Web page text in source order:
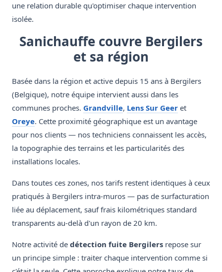
une relation durable qu'optimiser chaque intervention
isolée.
Sanichauffe couvre Bergilers
et sa région
Basée dans la région et active depuis 15 ans à Bergilers
(Belgique), notre équipe intervient aussi dans les
communes proches. Grandville, Lens Sur Geer et
Oreye. Cette proximité géographique est un avantage
pour nos clients — nos techniciens connaissent les accès,
la topographie des terrains et les particularités des
installations locales.
Dans toutes ces zones, nos tarifs restent identiques à ceux
pratiqués à Bergilers intra-muros — pas de surfacturation
liée au déplacement, sauf frais kilométriques standard
transparents au-delà d'un rayon de 20 km.
Notre activité de détection fuite Bergilers repose sur
un principe simple : traiter chaque intervention comme si